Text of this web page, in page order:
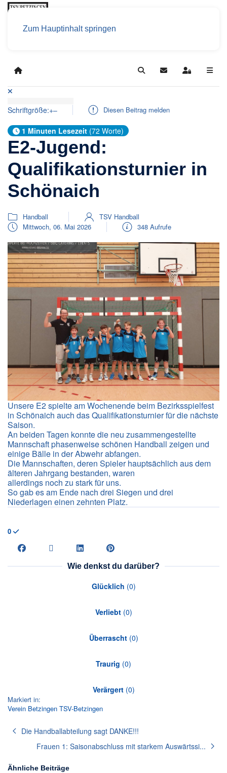
Zum Hauptinhalt springen
Home SearchUpdatesSign In
Schriftgröße:+– Diesen Beitrag melden
1 Minuten Lesezeit (72 Worte)
E2-Jugend:
Qualifikationsturnier in
Schönaich
Handball
TSV Handball
Mittwoch, 06. Mai 2026
348 Aufrufe
Unsere E2 spielte am Wochenende beim Bezirksspielfest
in Schönaich auch das Qualifikationsturnier für die nächste
Saison.
An beiden Tagen konnte die neu zusammengestellte
Mannschaft phasenweise schönen Handball zeigen und
einige Bälle in der Abwehr abfangen.
Die Mannschaften, deren Spieler hauptsächlich aus dem
älteren Jahrgang bestanden, waren
allerdings noch zu stark für uns.
So gab es am Ende nach drei Siegen und drei
Niederlagen einen zehnten Platz.
0
Wie denkst du darüber?
Glücklich (0)
Verliebt(0)
Überrascht(0)
Traurig (0)
Verärgert(0)
Markiert in:
Verein Betzingen TSV-Betzingen
Die Handballabteilung sagt DANKE!!!
Frauen 1: Saisonabschluss mit starkem Auswärtssi...
Ähnliche Beiträge